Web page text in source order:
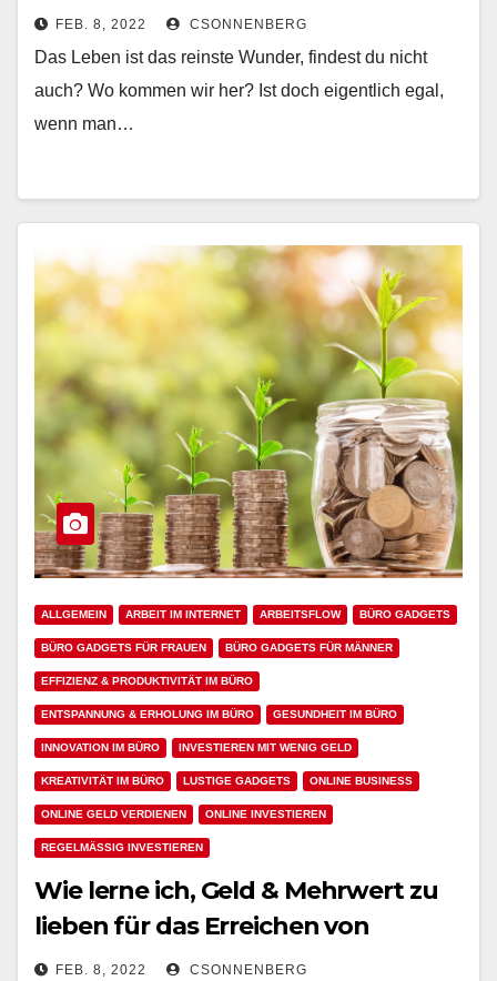
der Arbeitszeit wertschätzen und
lieben
FEB. 8, 2022 CSONNENBERG
Das Leben ist das reinste Wunder, findest du nicht
auch? Wo kommen wir her? Ist doch eigentlich egal,
wenn man…
ALLGEMEIN ARBEIT IM INTERNET ARBEITSFLOW BÜRO GADGETS
BÜRO GADGETS FÜR FRAUEN BÜRO GADGETS FÜR MÄNNER
EFFIZIENZ & PRODUKTIVITÄT IM BÜRO
ENTSPANNUNG & ERHOLUNG IM BÜRO GESUNDHEIT IM BÜRO
INNOVATION IM BÜRO INVESTIEREN MIT WENIG GELD
KREATIVITÄT IM BÜRO LUSTIGE GADGETS ONLINE BUSINESS
ONLINE GELD VERDIENEN ONLINE INVESTIEREN
REGELMÄSSIG INVESTIEREN
Wie lerne ich, Geld & Mehrwert zu
lieben für das Erreichen von
finanzieller Unabhängigkeit &
FEB. 8, 2022 CSONNENBERG